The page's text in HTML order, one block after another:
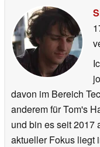
davon im Bereich
anderem für Tom's
und bin es seit 2017
aktueller Fokus liegt